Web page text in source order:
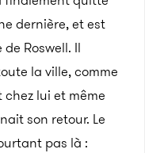
dernière, et est
Roswell. Il
la ville, comme
lui et même
son retour. Le
pas là :